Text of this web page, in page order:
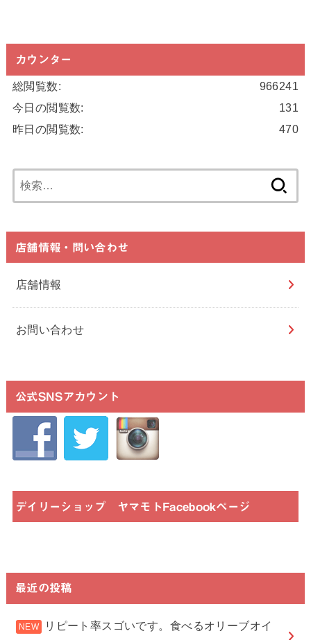
カウンター
966241
総閲覧数:
131
今日の閲覧数:
470
昨日の閲覧数:
索:
店舗情報・問い合わせ
店舗情報
お問い合わせ
公式SNSアカウント
デイリーショップ ヤマモトFacebookページ
最近の投稿
リピート率スゴいです。食べるオリーブオイ